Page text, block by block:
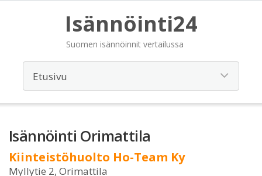
Isännöinti24
Suomen isännöinnit vertailussa
Isännöinti Orimattila
Kiinteistöhuolto Ho-Team Ky
Myllytie 2, Orimattila